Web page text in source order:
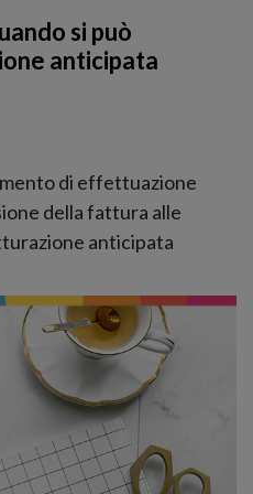
si può
anticipata
di effettuazione
della fattura alle
anticipata